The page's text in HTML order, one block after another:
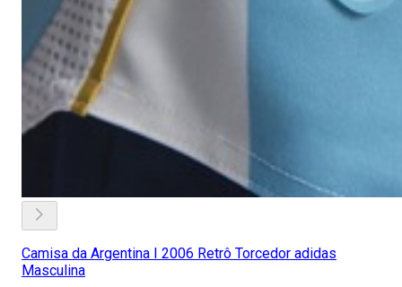
Camisa da Argentina I 2006 Retrô Torcedor adidas
Masculina